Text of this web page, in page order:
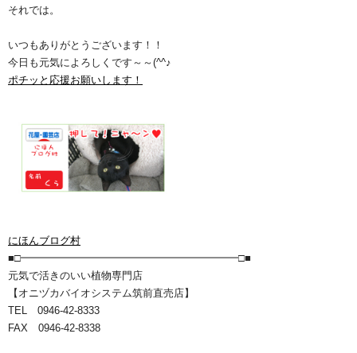
それでは。
いつもありがとうございます！！
今日も元気によろしくです～～(^^♪
ポチッと応援お願いします！
にほんブログ村
■□━━━━━━━━━━━━━━━━━━━━━□■
元気で活きのいい植物専門店
【オニヅカバイオシステム筑前直売店】
TEL 0946-42-8333
FAX 0946-42-8338